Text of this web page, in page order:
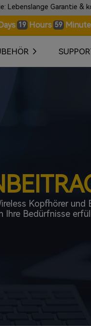
kostenlose Rückgabe
19 Hours 59
Kopfhörer und
Ihre Bedürfnisse